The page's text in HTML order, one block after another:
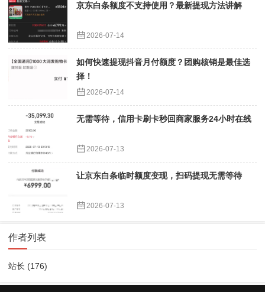
京东白条额度不支持使用？最新提现方法讲解
2026-07-14
如何快速提现抖音月付额度？团购核销是最佳选
择！
2026-07-14
无需等待，信用卡刷卡秒回商家服务24小时在线
2026-07-13
让京东白条临时额度变现，扫码提现无需等待
2026-07-13
作者列表
站长 (176)